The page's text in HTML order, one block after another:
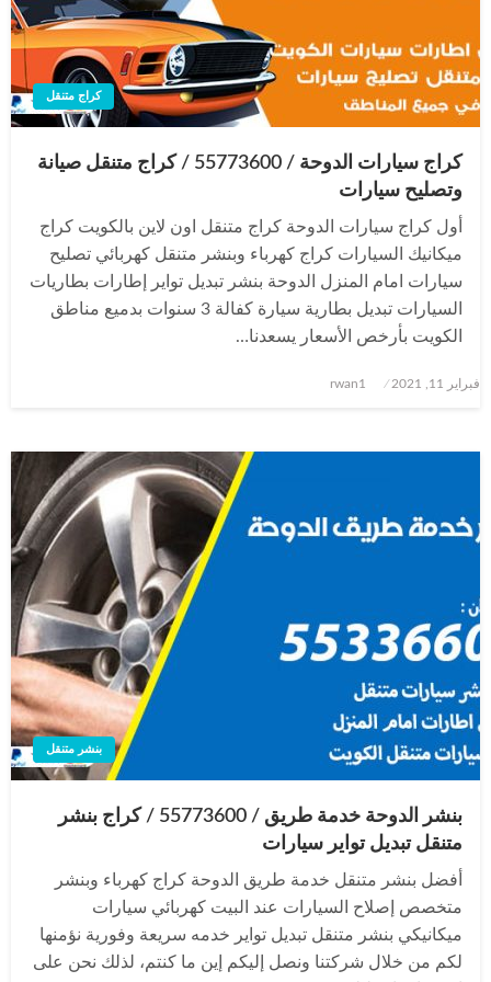
كراج متنقل
كراج سيارات الدوحة / 55773600‬ / كراج متنقل صيانة
وتصليح سيارات
أول كراج سيارات الدوحة كراج متنقل اون لاين بالكويت كراج
ميكانيك السيارات كراج كهرباء وبنشر متنقل كهربائي تصليح
سيارات امام المنزل الدوحة بنشر تبديل تواير إطارات بطاريات
السيارات تبديل بطارية سيارة كفالة 3 سنوات بدميع مناطق
الكويت بأرخص الأسعار يسعدنا…
نُشر
فبراير 11, 2021 rwan1
بنشر متنقل
بنشر الدوحة خدمة طريق / 55773600‬ / كراج بنشر
متنقل تبديل تواير سيارات
أفضل بنشر متنقل خدمة طريق الدوحة كراج كهرباء وبنشر
متخصص إصلاح السيارات عند البيت كهربائي سيارات
ميكانيكي بنشر متنقل تبديل تواير خدمه سريعة وفورية نؤمنها
لكم من خلال شركتنا ونصل إليكم إين ما كنتم، لذلك نحن على